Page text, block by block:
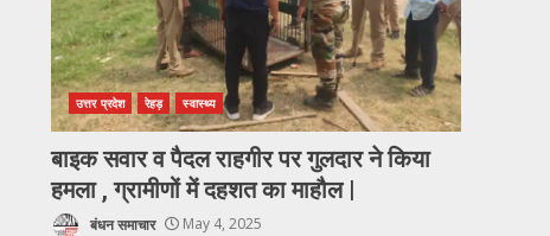
उत्तर प्रदेश रेहड़ स्वास्थ्य
बाइक सवार व पैदल राहगीर पर गुलदार ने किया
हमला , ग्रामीणों में दहशत का माहौल |
बंधन समाचार May 4, 2025